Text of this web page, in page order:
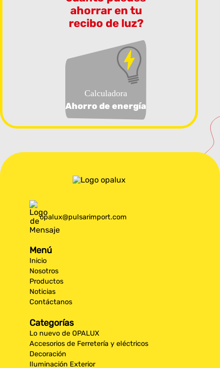
ahorrar en tu
recibo de luz?
Calculadora
Ahorro de energía
opalux@pulsarimport.com
Menú
Inicio
Nosotros
Productos
Noticias
Contáctanos
Categorías
Lo nuevo de OPALUX
Accesorios de Ferretería y eléctricos
Decoración
Iluminación Exterior